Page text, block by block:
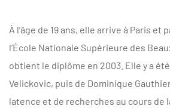
À l’âge de 19 ans, elle arrive à Paris et
l’École Nationale Supérieure des
obtient le diplôme en 2003. Elle y a
Velickovic, puis de Dominique
latence et de recherches au cours de